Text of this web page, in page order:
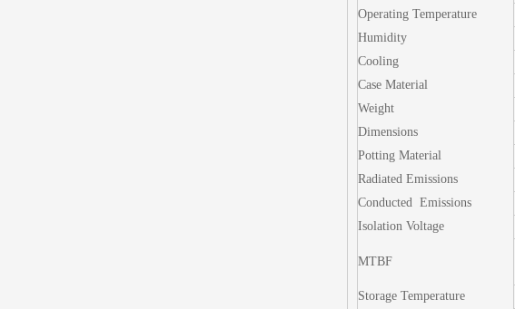
Operating Temperature
Humidity
Cooling
Case Material
Weight
Dimensions
Potting Material
Radiated Emissions
Conducted Emissions
Isolation Voltage
MTBF
Storage Temperature